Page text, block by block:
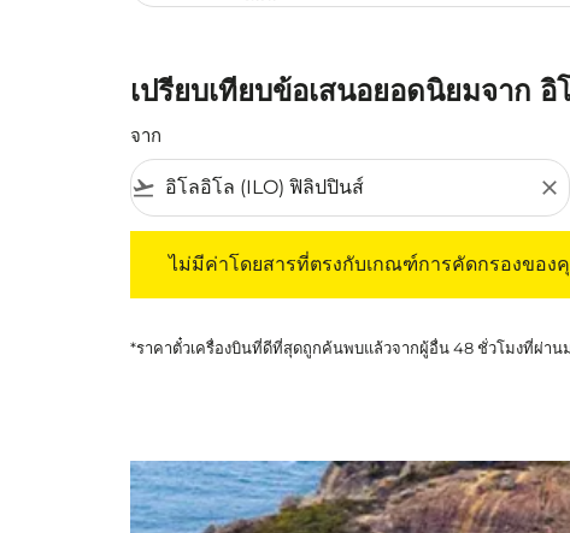
เปรียบเทียบข้อเสนอยอดนิยมจาก อิ
จาก
flight_takeoff close
ไม่มีค่าโดยสารที่ตรงกับเกณฑ์การคัดกรองขอ
*ราคาตั๋วเครื่องบินที่ดีที่สุดถูกค้นพบแล้วจากผู้อื่น 48 ชั่วโมงที่ผ่าน